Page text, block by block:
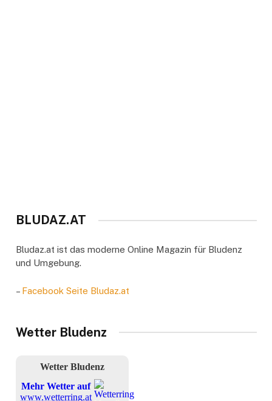
BLUDAZ.AT
Bludaz.at ist das moderne Online Magazin für Bludenz
und Umgebung.
– Facebook Seite Bludaz.at
Wetter Bludenz